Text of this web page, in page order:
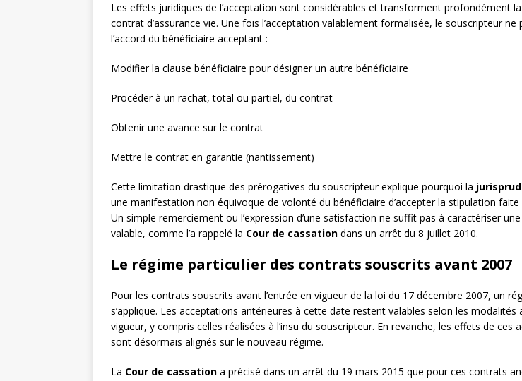
Les effets juridiques de l’acceptation sont considérables et transforment profondément
contrat d’assurance vie. Une fois l’acceptation valablement formalisée, le souscripteur ne
l’accord du bénéficiaire acceptant :
Modifier la clause bénéficiaire pour désigner un autre bénéficiaire
Procéder à un rachat, total ou partiel, du contrat
Obtenir une avance sur le contrat
Mettre le contrat en garantie (nantissement)
Cette limitation drastique des prérogatives du souscripteur explique pourquoi la
une manifestation non équivoque de volonté du bénéficiaire d’accepter la stipulation
Un simple remerciement ou l’expression d’une satisfaction ne suffit pas à caractériser
valable, comme l’a rappelé la Cour de cassation dans un arrêt du 8 juillet 2010.
Le régime particulier des contrats souscrits avant 2007
Pour les contrats souscrits avant l’entrée en vigueur de la loi du 17 décembre 2007, un
s’applique. Les acceptations antérieures à cette date restent valables selon les modalités
vigueur, y compris celles réalisées à l’insu du souscripteur. En revanche, les effets de ces
sont désormais alignés sur le nouveau régime.
La Cour de cassation a précisé dans un arrêt du 19 mars 2015 que pour ces contrats